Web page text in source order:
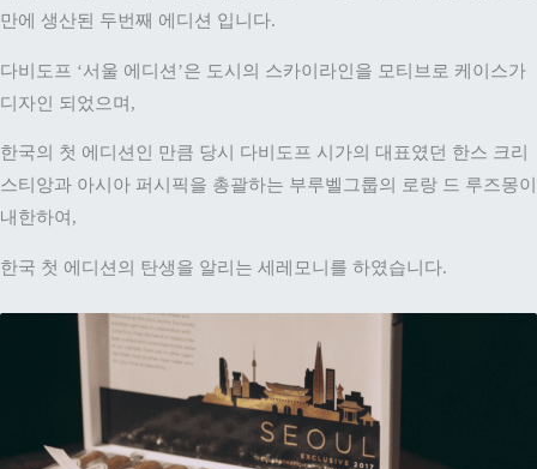
기
만에 생산된 두번째 에디션 입니다.
다비도프 ‘서울 에디션’은 도시의 스카이라인을 모티브로 케이스가
디자인 되었으며,
한국의 첫 에디션인 만큼 당시 다비도프 시가의 대표였던 한스 크리
스티앙과 아시아 퍼시픽을 총괄하는 부루벨그룹의 로랑 드 루즈몽이
내한하여,
한국 첫 에디션의 탄생을 알리는 세레모니를 하였습니다.